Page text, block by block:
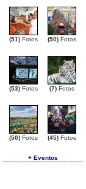
(51) Fotos (50)Fotos
(53) Fotos (7)Fotos
(50) Fotos (45)Fotos
+ Eventos